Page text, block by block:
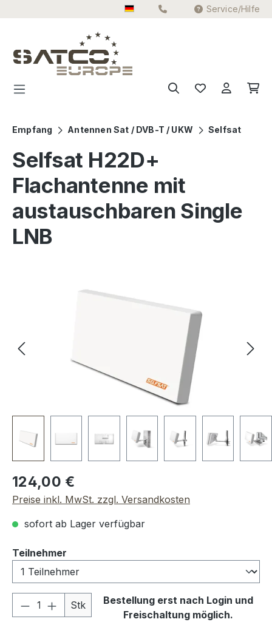
Zum Hauptinhalt springen Service/Hilfe
Empfang Antennen Sat / DVB-T / UKW Selfsat
Selfsat H22D+
Flachantenne mit
austauschbaren Single
LNB
Regulärer Preis:
124,00 €
Preise inkl. MwSt. zzgl. Versandkosten
sofort ab Lager verfügbar
Teilnehmer
Produkt Anzahl: Gib den
Stk
Bestellung erst nach Login und
Freischaltung möglich.